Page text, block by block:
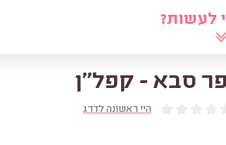
לעשות?
שאלי את הרב
סבא - קפל"ן
היי ראשונה לדרג